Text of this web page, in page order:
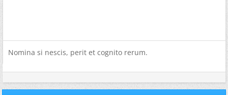
Nomina si nescis, perit et cognito rerum.